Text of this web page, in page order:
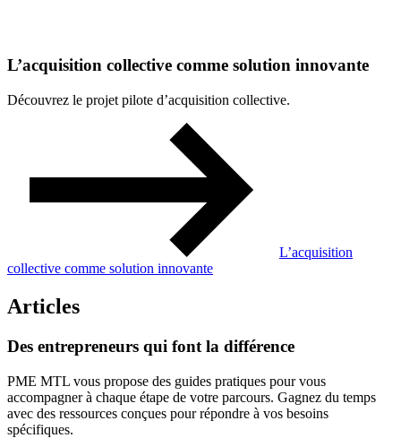
L’acquisition collective comme solution innovante
Découvrez le projet pilote d’acquisition collective.
L’acquisition
collective comme solution innovante
Articles
Des entrepreneurs qui font la différence
PME MTL vous propose des guides pratiques pour vous
accompagner à chaque étape de votre parcours. Gagnez du temps
avec des ressources conçues pour répondre à vos besoins
spécifiques.